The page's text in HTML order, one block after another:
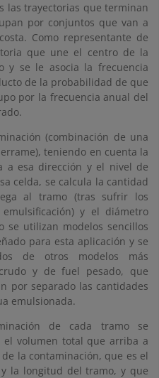
las trayectorias que terminan
por conjuntos que van a
Como representante de
que une el centro de la
y se le asocia la frecuencia
de la probabilidad de que
por la frecuencia anual del
(combinación de una
teniendo en cuenta la
a esa dirección y el nivel de
celda, se calcula la cantidad
al tramo (tras sufrir los
y el diámetro
se utilizan modelos sencillos
para esta aplicación y se
de otros modelos más
y de fuel pesado, que
por separado las cantidades
emulsionada.
de cada tramo se
volumen total que arriba a
la contaminación, que es el
la longitud del tramo, y que